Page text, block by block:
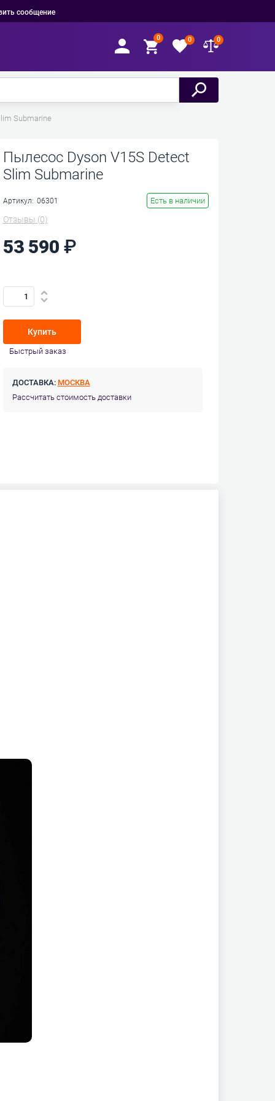
сообщение
0 0 0
Submarine
Пылесос Dyson V15S Detect
Slim Submarine
Артикул: 06301 Есть в наличии
Отзывы (0)
53 590
Купить
Быстрый заказ
ДОСТАВКА: МОСКВА
Рассчитать стоимость доставки